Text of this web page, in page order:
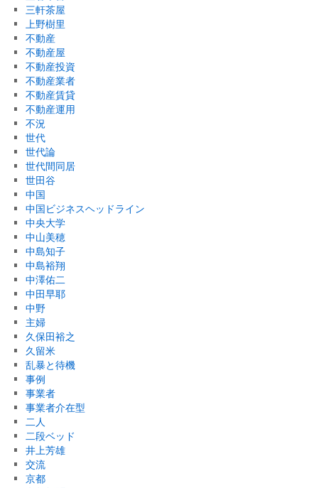
三軒茶屋
上野樹里
不動産
不動産屋
不動産投資
不動産業者
不動産賃貸
不動産運用
不況
世代
世代論
世代間同居
世田谷
中国
中国ビジネスヘッドライン
中央大学
中山美穂
中島知子
中島裕翔
中澤佑二
中田早耶
中野
主婦
久保田裕之
久留米
乱暴と待機
事例
事業者
事業者介在型
二人
二段ベッド
井上芳雄
交流
京都